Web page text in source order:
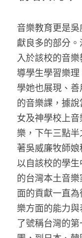
音樂教育更是
獻良多的部分
入於該校的音
導學生學習樂
學她也展現、
的音樂課，據
女及神學校上
樂，下午三點
著吳威廉牧師
以自該校的學
的台灣本土音
面的貢獻一直
樂方面的能力
了號稱台灣的